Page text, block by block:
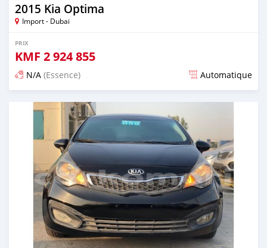
2015 Kia Optima
Import - Dubai
PRIX
KMF 2 924 855
N/A (Essence) Automatique
Publié il y a presque 6 ans